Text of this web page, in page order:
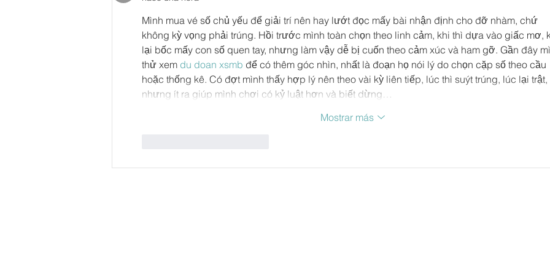
LOS LÍOS"
Mình mua vé số chủ yếu để giải trí nên hay lướt đọc mấy bài nhận định cho đỡ nhàm, chứ
không kỳ vọng phải trúng. Hồi trước mình toàn chọn theo linh cảm, khi thì dựa vào giấc mơ,
lại bốc mấy con số quen tay, nhưng làm vậy dễ bị cuốn theo cảm xúc và ham gỡ. Gần đây
thử xem du doan xsmb để có thêm góc nhìn, nhất là đoạn họ nói lý do chọn cặp số theo cầu
hoặc thống kê. Có đợt mình thấy hợp lý nên theo vài kỳ liên tiếp, lúc thì suýt trúng, lúc lại trật,
nhưng ít ra giúp mình chơi có kỷ luật hơn và biết dừng…
Mostrar más